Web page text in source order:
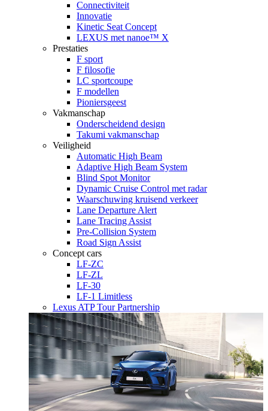
Connectiviteit
Innovatie
Kinetic Seat Concept
LEXUS met nanoe™ X
Prestaties
F sport
F filosofie
LC sportcoupe
F modellen
Pioniersgeest
Vakmanschap
Onderscheidend design
Takumi vakmanschap
Veiligheid
Automatic High Beam
Adaptive High Beam System
Blind Spot Monitor
Dynamic Cruise Control met radar
Waarschuwing kruisend verkeer
Lane Departure Alert
Lane Tracing Assist
Pre-Collision System
Road Sign Assist
Concept cars
LF-ZC
LF-ZL
LF-30
LF-1 Limitless
Lexus ATP Tour Partnership